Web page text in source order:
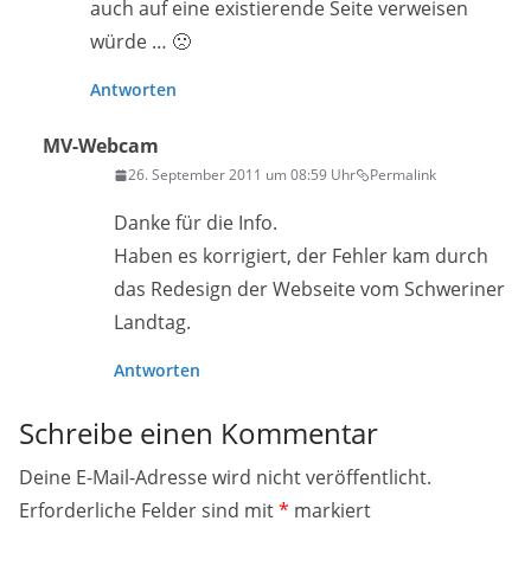
auch auf eine existierende Seite verweisen
würde … 🙁
Antworten
MV-Webcam
26. September 2011 um 08:59 Uhr Permalink
Danke für die Info.
Haben es korrigiert, der Fehler kam durch
das Redesign der Webseite vom Schweriner
Landtag.
Antworten
Schreibe einen Kommentar
Deine E-Mail-Adresse wird nicht veröffentlicht.
Erforderliche Felder sind mit* markiert